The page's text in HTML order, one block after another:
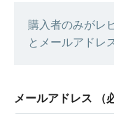
購入者のみがレ
とメールアドレ
メールアドレス （